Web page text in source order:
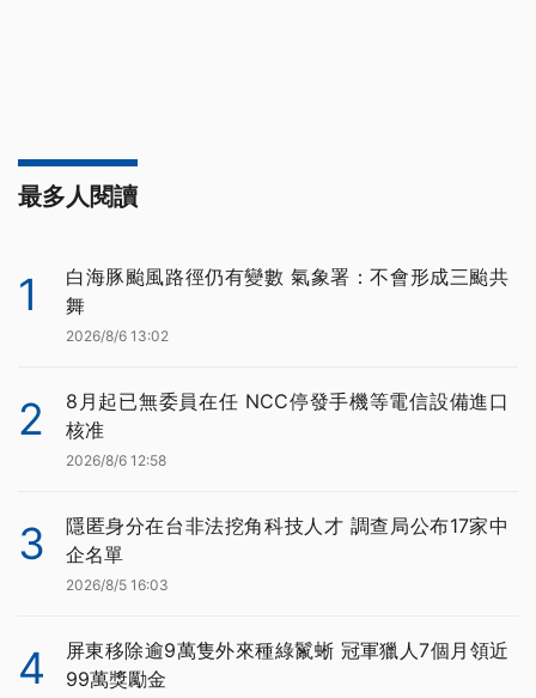
最多人閱讀
1
白海豚颱風路徑仍有變數 氣象署：不會形成三颱共
舞
2026/8/6 13:02
2
8月起已無委員在任 NCC停發手機等電信設備進口
核准
2026/8/6 12:58
3
隱匿身分在台非法挖角科技人才 調查局公布17家中
企名單
2026/8/5 16:03
4
屏東移除逾9萬隻外來種綠鬣蜥 冠軍獵人7個月領近
99萬獎勵金